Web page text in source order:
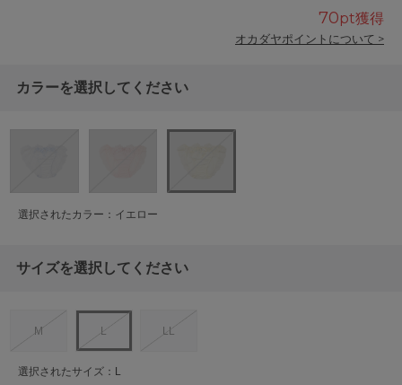
70pt獲得
オカダヤポイントについて >
カラーを選択してください
選択されたカラー：イエロー
サイズを選択してください
M L LL
選択されたサイズ：L